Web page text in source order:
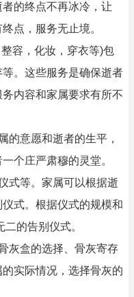
的终点不再冰冷，让
点，服务无止境。
容，化妆，穿衣等)包
。这些服务是确保逝者
内容和家属要求有所不
的意愿和逝者的生平，
个庄严肃穆的灵堂。
式等。家属可以根据逝
式。根据仪式的规模和
的告别仪式。
灰盒的选择、骨灰寄存
实际情况，选择骨灰的